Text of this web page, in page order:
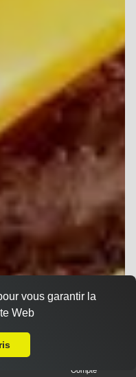
Compte
vous garantir la
Web